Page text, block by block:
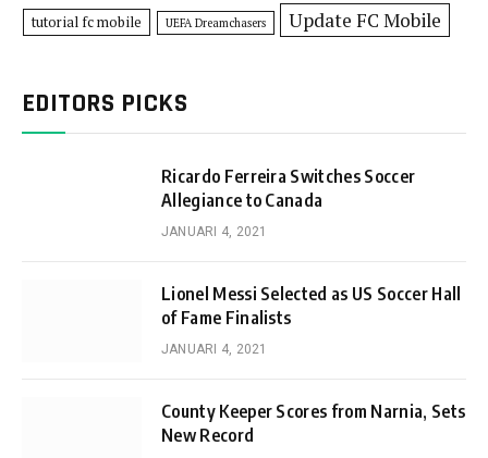
tutorial fc mobile
UEFA Dreamchasers Update FC Mobile
EDITORS PICKS
Ricardo Ferreira Switches Soccer
Allegiance to Canada
JANUARI 4, 2021
Lionel Messi Selected as US Soccer Hall
of Fame Finalists
JANUARI 4, 2021
County Keeper Scores from Narnia, Sets
New Record